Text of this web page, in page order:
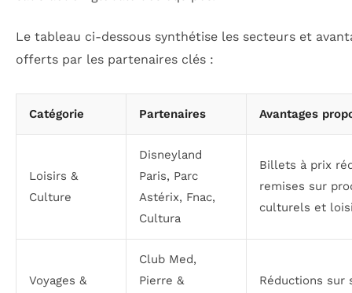
Le tableau ci-dessous synthétise les secteurs et
offerts par les partenaires clés :
Catégorie Partenaires Avantages
Loisirs &
Culture
Disneyland
Paris, Parc
Astérix, Fnac,
Cultura
Billets à prix
remises sur
culturels et
Voyages &
Club Med,
Pierre &
Réductions sur